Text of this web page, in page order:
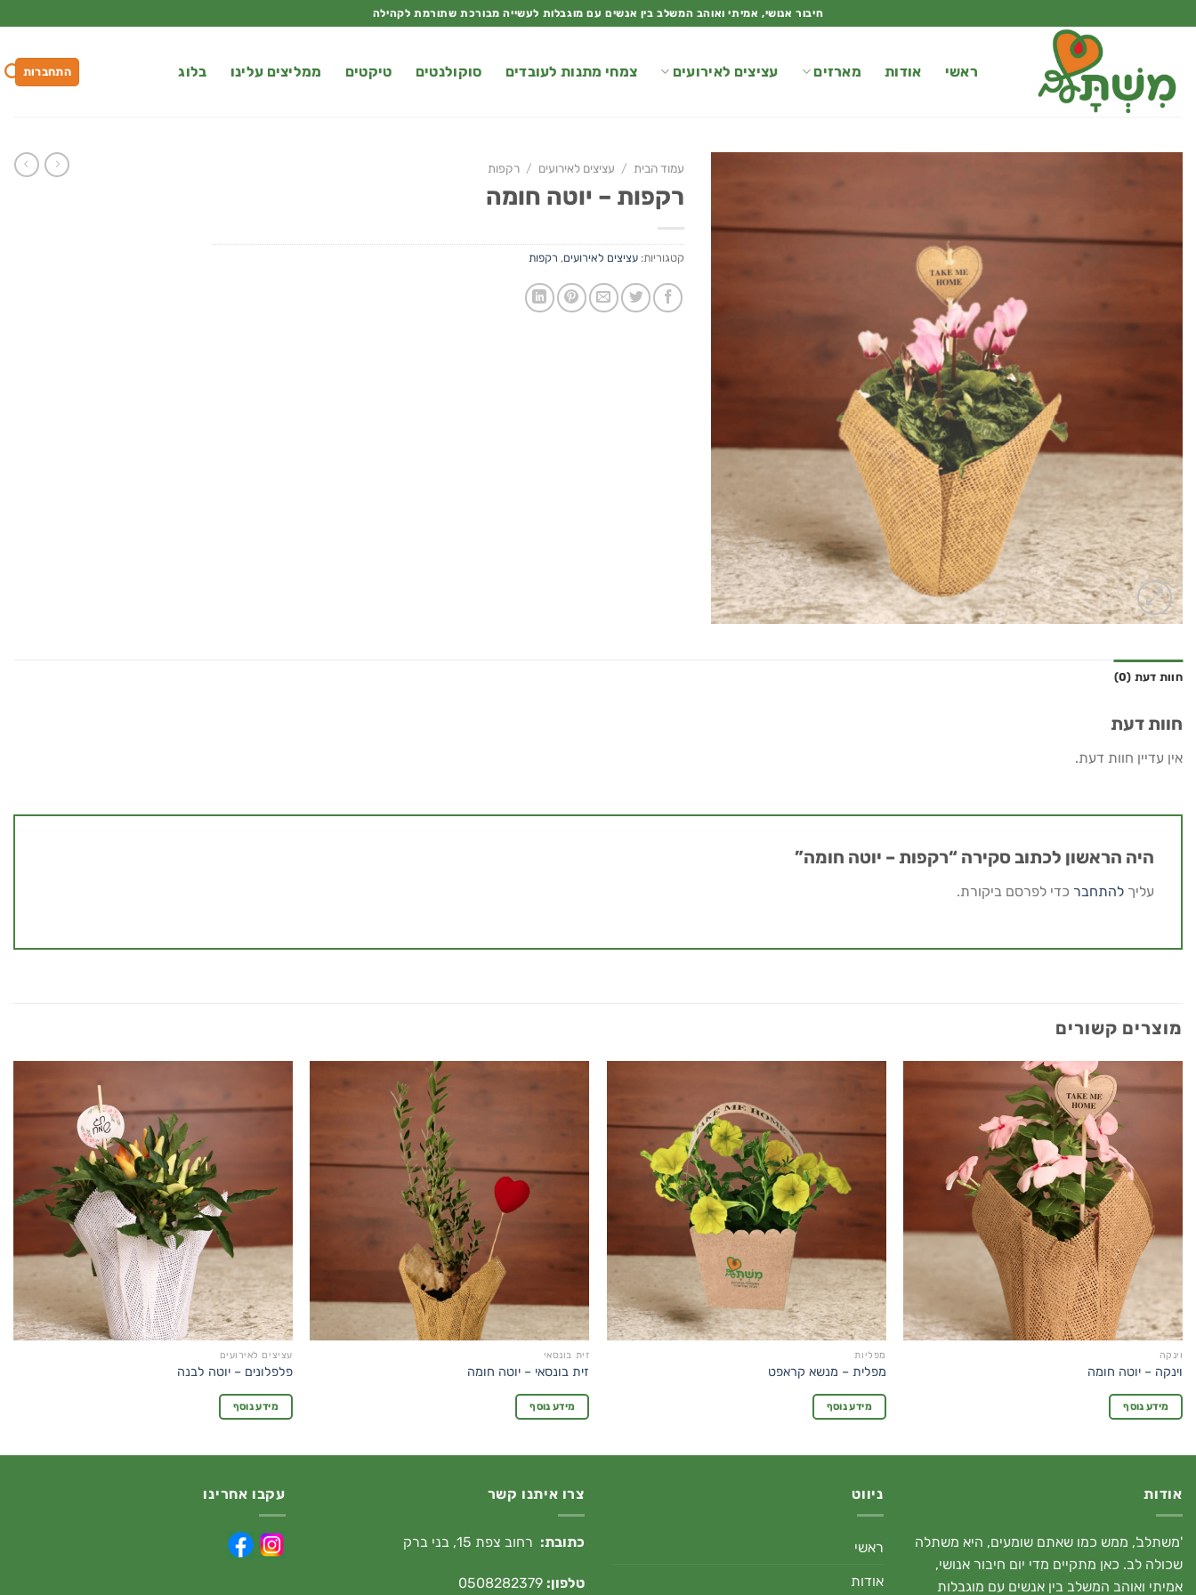
to
חיבור אנושי, אמיתי ואוהב המשלב בין אנשים עם מוגבלות לעשייה מבורכת שתורמת לקהילה
ראשי אודות מארזים עציצים לאירועים צמחי מתנות לעובדים סוקולנטים טיקטים ממליצים עלינו בלוג התחברות
עמוד הבית / עציצים לאירועים / רקפות
רקפות – יוטה חומה
קטגוריות: עציצים לאירועים, רקפות
חוות דעת (0)
חוות דעת
אין עדיין חוות דעת.
היה הראשון לכתוב סקירה “רקפות – יוטה חומה”
עליך להתחבר כדי לפרסם ביקורת.
מוצרים קשורים
וינקה
וינקה – יוטה חומה
מידע נוסף
מפליות
מפלית – מנשא קראפט
מידע נוסף
זית בונסאי
זית בונסאי – יוטה חומה
מידע נוסף
עציצים לאירועים
פלפלונים – יוטה לבנה
מידע נוסף
אודות
'משתלב', ממש כמו שאתם שומעים, היא משתלה
שכולה לב. כאן מתקיים מדי יום חיבור אנושי,
אמיתי ואוהב המשלב בין אנשים עם מוגבלות
ניווט
ראשי
אודות
צרו איתנו קשר
כתובת: רחוב צפת 15, בני ברק
טלפון:
עקבו אחרינו